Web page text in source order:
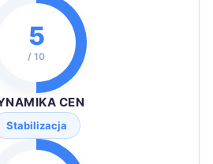
5
/ 10
CEN
Stabilizacja